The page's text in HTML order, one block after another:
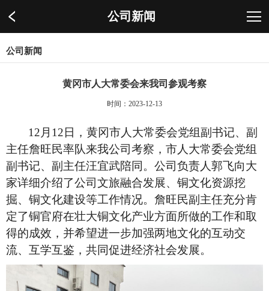
公司新闻
公司新闻
黄冈市人大常委会来我司参观考察
时间：2023-12-13
12月12日，黄冈市人大常委会党组副书记、副
主任詹旺民率队来我公司考察，市人大常委会党组
副书记、副主任汪宜武陪同。公司负责人郭飞向大
家详细介绍了公司文旅融合发展、铜文化资源挖
掘、铜文化建设等工作情况。 詹旺民副主任充分肯
定了铜官府在壮大铜文化产业方面所做的工作和取
得的成效，并希望进一步加强两地文化的互动交
流、互学互鉴，共同促进经济社会发展。